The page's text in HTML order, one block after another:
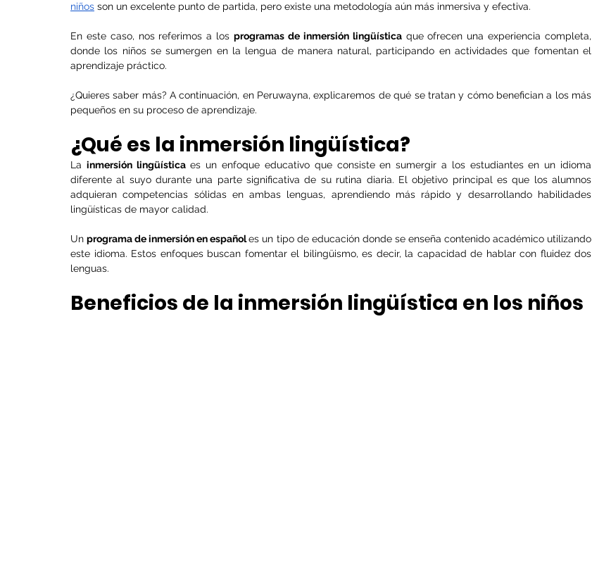
niños son un excelente punto de partida, pero existe una metodología aún más inmersiva y efectiva.
En este caso, nos referimos a los programas de inmersión lingüística que ofrecen una experiencia completa,
donde los niños se sumergen en la lengua de manera natural, participando en actividades que fomentan el
aprendizaje práctico.
¿Quieres saber más? A continuación, en Peruwayna, explicaremos de qué se tratan y cómo benefician a los más
pequeños en su proceso de aprendizaje.
¿Qué es la inmersión lingüística?
La inmersión lingüística es un enfoque educativo que consiste en sumergir a los estudiantes en un idioma
diferente al suyo durante una parte significativa de su rutina diaria. El objetivo principal es que los alumnos
adquieran competencias sólidas en ambas lenguas, aprendiendo más rápido y desarrollando habilidades
lingüísticas de mayor calidad.
Un programa de inmersión en español es un tipo de educación donde se enseña contenido académico utilizando
este idioma. Estos enfoques buscan fomentar el bilingüismo, es decir, la capacidad de hablar con fluidez dos
lenguas.
Beneficios de la inmersión lingüística en los niños